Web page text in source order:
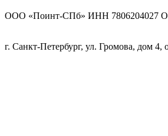
ООО «Поинт-СПб» ИНН 7806204027
г. Санкт-Петербург, ул. Громова, дом 4,